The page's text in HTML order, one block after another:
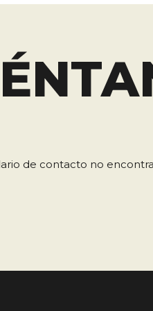
HUELLA
de contacto no